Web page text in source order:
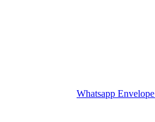
Whatsapp Envelope